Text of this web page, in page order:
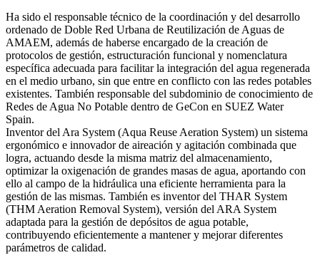
Ha sido el responsable técnico de la coordinación y del desarrollo
ordenado de Doble Red Urbana de Reutilización de Aguas de
AMAEM, además de haberse encargado de la creación de
protocolos de gestión, estructuración funcional y nomenclatura
específica adecuada para facilitar la integración del agua regenerada
en el medio urbano, sin que entre en conflicto con las redes potables
existentes. También responsable del subdominio de conocimiento de
Redes de Agua No Potable dentro de GeCon en SUEZ Water
Spain.
Inventor del Ara System (Aqua Reuse Aeration System) un sistema
ergonómico e innovador de aireación y agitación combinada que
logra, actuando desde la misma matriz del almacenamiento,
optimizar la oxigenación de grandes masas de agua, aportando con
ello al campo de la hidráulica una eficiente herramienta para la
gestión de las mismas. También es inventor del THAR System
(THM Aeration Removal System), versión del ARA System
adaptada para la gestión de depósitos de agua potable,
contribuyendo eficientemente a mantener y mejorar diferentes
parámetros de calidad.